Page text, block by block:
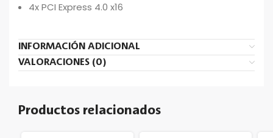
4x PCI Express 4.0 x16
INFORMACIÓN ADICIONAL
VALORACIONES (0)
Productos relacionados